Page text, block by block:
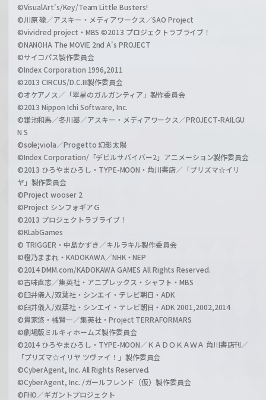
©VisualArt's/Key/Team Little Busters!
©川原 礫／アスキー・メディアワークス／SAO Project
©vividred project・MBS ©2013 プロジェクトラブライブ！
©NANOHA The MOVIE 2nd A's PROJECT
©サイコパス製作委員会
©Index Corporation 1996,2011
©2013 CIRCUS/D.C.III製作委員会
©オケアノス／「翠星のガルガンティア」製作委員会
©2013 Nippon Ichi Software, Inc.
©鎌池和馬／冬川基／アスキー・メディアワークス／PROJECT-RAILGU
N S
©sole;viola／Progetto 幻影太陽
©Index Corporation/「デビルサバイバー2」アニメーション製作委員会
©2013 ひろやまひろし・TYPE-MOON・角川書店／「プリズマ☆イリ
ヤ」製作委員会
©Project wooser 2
©Project シンフォギアＧ
©2013 プロジェクトラブライブ！
©KLabGames
© TRIGGER・中島かずき／キルラキル製作委員会
©橙乃ままれ・KADOKAWA／NHK・NEP
©2014 DMM.com/KADOKAWA GAMES All Rights Reserved.
©古味直志／集英社・アニプレックス・シャフト・MBS
©臼井儀人/双葉社・シンエイ・テレビ朝日・ADK
©臼井儀人/双葉社・シンエイ・テレビ朝日・ADK 2001,2002,2014
©貴家悠・橘賢一／集英社・Project TERRAFORMARS
©劇場版ミルキィホームズ製作委員会
©2014 ひろやまひろし・TYPE-MOON／ＫＡＤＯＫＡＷＡ 角川書店刊／
「プリズマ☆イリヤ ツヴァイ！」製作委員会
©CyberAgent, Inc. All Rights Reserved.
©CyberAgent, Inc. /ガールフレンド（仮）製作委員会
©FHO／ギガントプロジェクト